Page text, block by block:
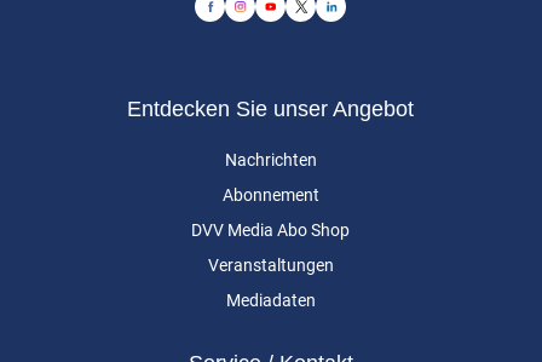
Entdecken Sie unser Angebot
Nachrichten
Abonnement
DVV Media Abo Shop
Veranstaltungen
Mediadaten